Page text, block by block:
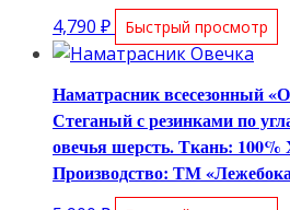
4,790 ₽ Быстрый просмотр
Наматрасник всесезонный
Стеганый с резинками по
овечья шерсть. Ткань:
Производство: ТМ